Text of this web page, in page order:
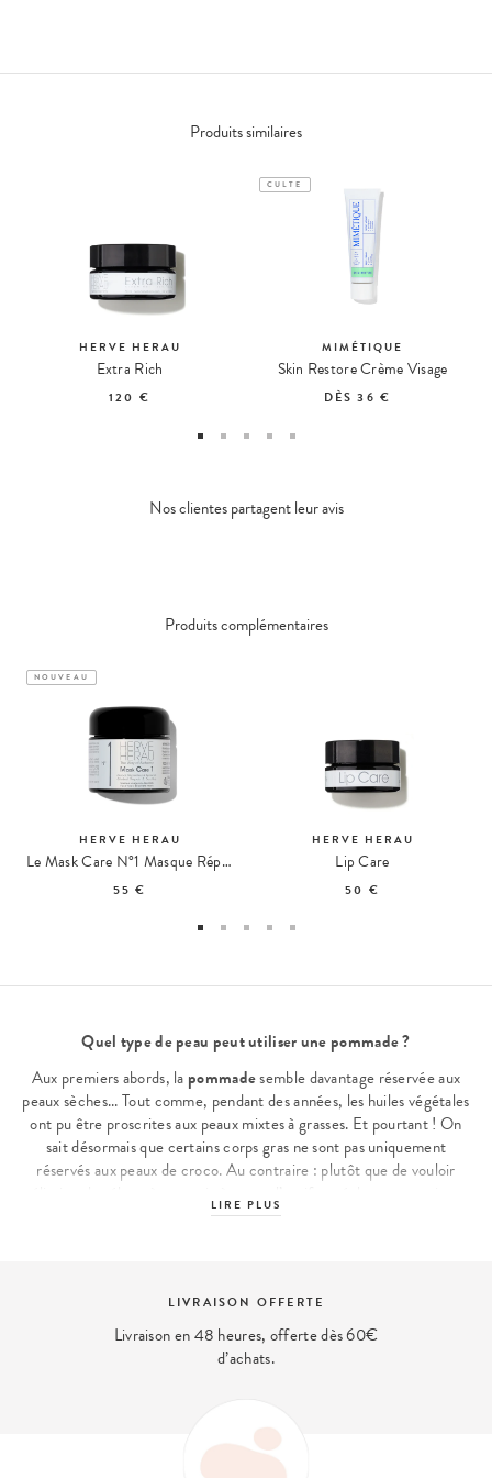
Produits similaires
HERVE HERAU
Extra Rich
120 €
CULTE
MIMÉTIQUE
Skin Restore Crème Visage
DÈS36 €
Nos clientes partagent leur avis
Produits complémentaires
NOUVEAU
HERVE HERAU
Le Mask Care N°1 Masque Réparateur Apaisant
55 €
HERVE HERAU
Lip Care
50 €
Quel type de peau peut utiliser une pommade ?
Aux premiers abords, la pommadesemble davantage réservée aux
peaux sèches... Tout comme, pendant des années, les huiles végétales
ont pu être proscrites aux peaux mixtes à grasses. Et pourtant ! On
sait désormais que certains corps gras ne sont pas uniquement
réservés aux peaux de croco. Au contraire : plutôt que de vouloir
huiles végétales notamment, vont mimer le sébum de la peau et
elle convient particulièrement bien aux peaux sensibles et/ou
irritées, voire totalement intolérantes.
Crème ou pommade hydratante : quelle différence ?
l’est moins. Sans doute parce qu’il faut plus la travailler
pour la faire pénétrer du fait de sa richesse… Une peau mixte à
LIRE PLUS
LIVRAISON OFFERTE
Livraison en 48 heures, offerte dès 60€
d’achats.